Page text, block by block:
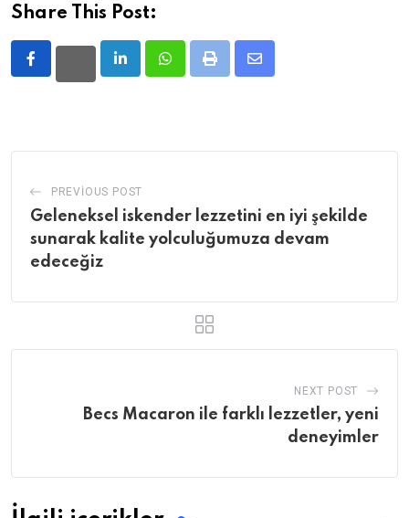
Share This Post:
LinkedInWhatsappPrint
Share
PREVIOUS POST
Geleneksel iskender lezzetini en iyi şekilde
sunarak kalite yolculuğumuza devam
edeceğiz
NEXT POST
Becs Macaron ile farklı lezzetler, yeni
deneyimler